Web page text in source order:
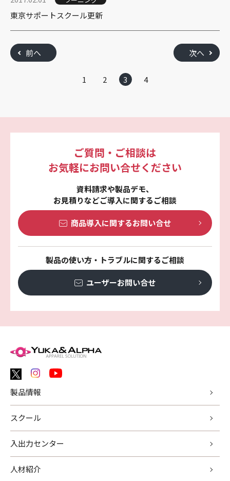
東京サポートスクール更新
前へ
1 2 3 4
次へ
ご質問・ご相談は
お気軽にお問い合せください
資料請求や製品デモ、
お見積りなどご導入に関するご相談
商品導入に関するお問い合せ
製品の使い方・トラブルに関するご相談
ユーザーお問い合せ
製品情報
スクール
入出力センター
人材紹介